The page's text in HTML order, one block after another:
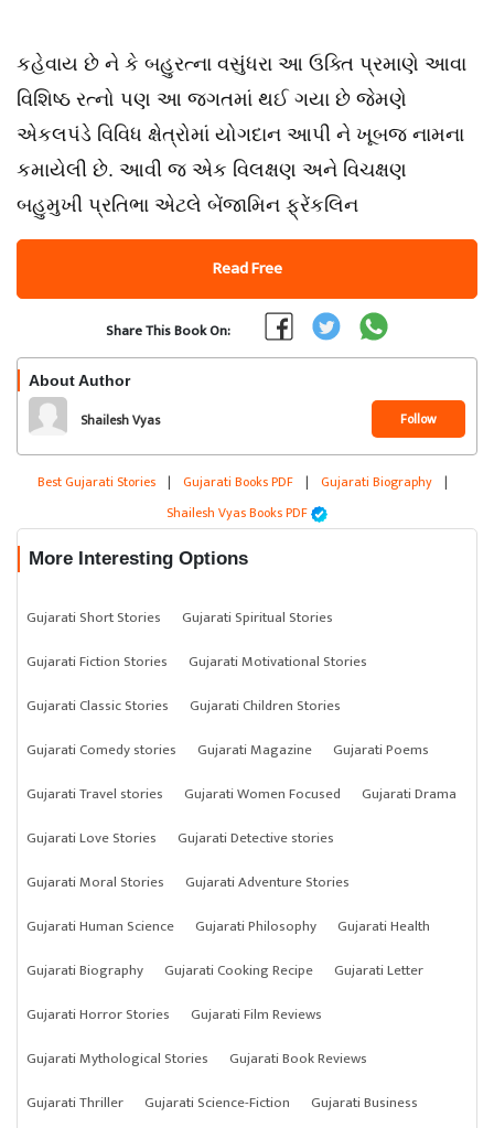
કહેવાય છે ને કે બહુરત્ના વસુંધરા આ ઉક્તિ પ્રમાણે આવા
વિશિષ્ઠ રત્નો પણ આ જગતમાં થઈ ગયા છે જેમણે
એકલપંડે વિવિધ ક્ષેત્રોમાં યોગદાન આપી ને ખૂબજ નામના
કમાયેલી છે. આવી જ એક વિલક્ષણ અને વિચક્ષણ
બહુમુખી પ્રતિભા એટલે બેંજામિન ફ્રેંકલિન
Read Free
Share This Book On:
About Author
Shailesh Vyas Follow
Best Gujarati Stories | Gujarati Books PDF | Gujarati Biography |
Shailesh Vyas Books PDF
More Interesting Options
Gujarati Short Stories
Gujarati Spiritual Stories
Gujarati Fiction Stories
Gujarati Motivational Stories
Gujarati Classic Stories
Gujarati Children Stories
Gujarati Comedy stories
Gujarati Magazine
Gujarati Poems
Gujarati Travel stories
Gujarati Women Focused
Gujarati Drama
Gujarati Love Stories
Gujarati Detective stories
Gujarati Moral Stories
Gujarati Adventure Stories
Gujarati Human Science
Gujarati Philosophy
Gujarati Health
Gujarati Biography
Gujarati Cooking Recipe
Gujarati Letter
Gujarati Horror Stories
Gujarati Film Reviews
Gujarati Mythological Stories
Gujarati Book Reviews
Gujarati Thriller
Gujarati Science-Fiction Gujarati Business